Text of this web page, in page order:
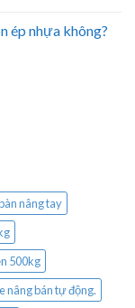
ép nhựa không?
nâng tay
500kg
nâng bán tự động.